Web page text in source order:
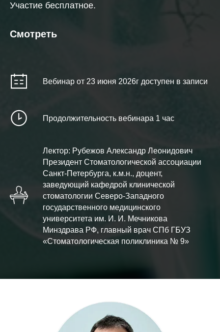
Участие бесплатное.
Смотреть
Вебинар от 23 июня 2026г доступен в записи
Продолжительность вебинара 1 час
Лектор: Рубежов Александр Леонидович
Президент Стоматологической ассоциации
Санкт-Петербурга, к.м.н., доцент,
заведующий кафедрой клинической
стоматологии Северо-Западного
государственного медицинского
университета им. И. И. Мечникова
Минздрава РФ, главный врач СПб ГБУЗ
«Стоматологическая поликлиника № 9»